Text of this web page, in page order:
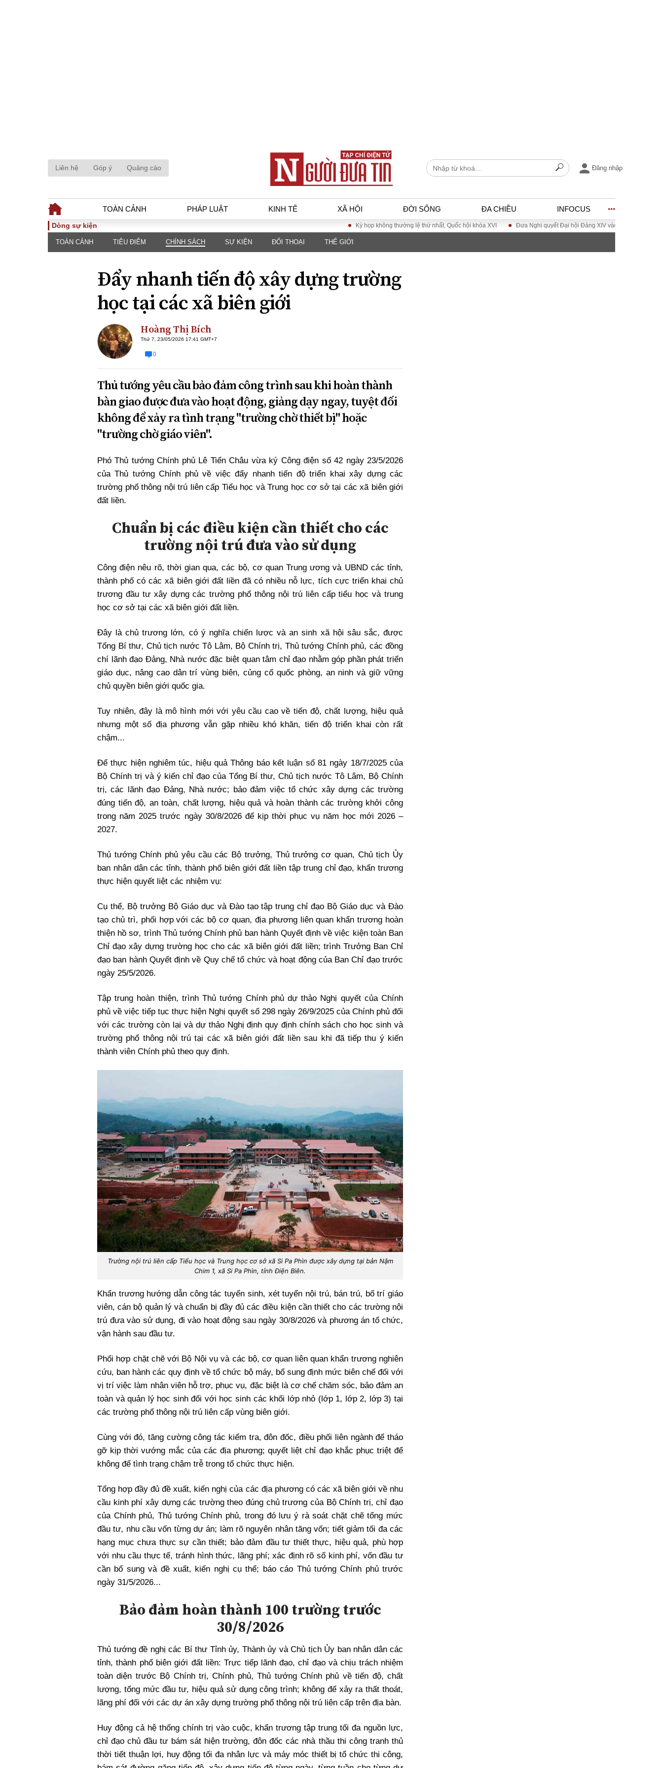
Liên hệ Góp ý Quảng cáo Đăng nhập
TOÀN CẢNH PHÁP LUẬT KINH TẾ XÃ HỘI ĐỜI SỐNG ĐA CHIỀU INFOCUS
TOÀN CẢNH
Chính sách
Đối thoại
PHÁP LUẬT
luật
Góc nhìn luật gia
Hồ sơ điều tra
An ninh - Hình sự
KINH TẾ
Tài chính - Ngân
hàng
Công nghệ
ĐA CHIỀU
Quan điểm
Bạn đọc viết
INFOCUS
Dòng sự kiện Kỳ họp không thường lệ thứ nhất, Quốc hội khóa XVI Đưa Nghị quyết Đại hội Đảng XIV vào cuộc sống
TOÀN CẢNH TIÊU ĐIỂM CHÍNH SÁCH SỰ KIỆN ĐỐI THOẠI THẾ GIỚI
Đẩy nhanh tiến độ xây dựng trường
học tại các xã biên giới
Hoàng Thị Bích
Thứ 7, 23/05/2026 17:41 GMT+7
0
Thủ tướng yêu cầu bảo đảm công trình sau khi hoàn thành
bàn giao được đưa vào hoạt động, giảng dạy ngay, tuyệt đối
không để xảy ra tình trạng "trường chờ thiết bị" hoặc
"trường chờ giáo viên".
Phó Thủ tướng Chính phủ Lê Tiến Châu vừa ký Công điện số 42 ngày 23/5/2026
của Thủ tướng Chính phủ về việc đẩy nhanh tiến độ triển khai xây dựng các
trường phổ thông nội trú liên cấp Tiểu học và Trung học cơ sở tại các xã biên giới
đất liền.
Chuẩn bị các điều kiện cần thiết cho các
trường nội trú đưa vào sử dụng
Công điện nêu rõ, thời gian qua, các bộ, cơ quan Trung ương và UBND các tỉnh,
thành phố có các xã biên giới đất liền đã có nhiều nỗ lực, tích cực triển khai chủ
trương đầu tư xây dựng các trường phổ thông nội trú liên cấp tiểu học và trung
học cơ sở tại các xã biên giới đất liền.
Đây là chủ trương lớn, có ý nghĩa chiến lược và an sinh xã hội sâu sắc, được
Tổng Bí thư, Chủ tịch nước Tô Lâm, Bộ Chính trị, Thủ tướng Chính phủ, các đồng
chí lãnh đạo Đảng, Nhà nước đặc biệt quan tâm chỉ đạo nhằm góp phần phát triển
giáo dục, nâng cao dân trí vùng biên, củng cố quốc phòng, an ninh và giữ vững
chủ quyền biên giới quốc gia.
Tuy nhiên, đây là mô hình mới với yêu cầu cao về tiến độ, chất lượng, hiệu quả
nhưng một số địa phương vẫn gặp nhiều khó khăn, tiến độ triển khai còn rất
chậm...
Để thực hiện nghiêm túc, hiệu quả Thông báo kết luận số 81 ngày 18/7/2025 của
Bộ Chính trị và ý kiến chỉ đạo của Tổng Bí thư, Chủ tịch nước Tô Lâm, Bộ Chính
trị, các lãnh đạo Đảng, Nhà nước; bảo đảm việc tổ chức xây dựng các trường
đúng tiến độ, an toàn, chất lượng, hiệu quả và hoàn thành các trường khởi công
trong năm 2025 trước ngày 30/8/2026 để kịp thời phục vụ năm học mới 2026 –
2027.
Thủ tướng Chính phủ yêu cầu các Bộ trưởng, Thủ trưởng cơ quan, Chủ tịch Ủy
ban nhân dân các tỉnh, thành phố biên giới đất liền tập trung chỉ đạo, khẩn trương
thực hiện quyết liệt các nhiệm vụ:
Cụ thể, Bộ trưởng Bộ Giáo dục và Đào tạo tập trung chỉ đạo Bộ Giáo dục và Đào
tạo chủ trì, phối hợp với các bộ cơ quan, địa phương liên quan khẩn trương hoàn
thiện hồ sơ, trình Thủ tướng Chính phủ ban hành Quyết định về việc kiện toàn Ban
Chỉ đạo xây dựng trường học cho các xã biên giới đất liền; trình Trưởng Ban Chỉ
đạo ban hành Quyết định về Quy chế tổ chức và hoạt động của Ban Chỉ đạo trước
ngày 25/5/2026.
Tập trung hoàn thiện, trình Thủ tướng Chính phủ dự thảo Nghị quyết của Chính
phủ về việc tiếp tục thực hiện Nghị quyết số 298 ngày 26/9/2025 của Chính phủ đối
với các trường còn lại và dự thảo Nghị định quy định chính sách cho học sinh và
trường phổ thông nội trú tại các xã biên giới đất liền sau khi đã tiếp thu ý kiến
thành viên Chính phủ theo quy định.
Trường nội trú liên cấp Tiểu học và Trung học cơ sở xã Si Pa Phìn được xây dựng tại bản Nậm
Chim 1, xã Si Pa Phìn, tỉnh Điện Biên.
Khẩn trương hướng dẫn công tác tuyển sinh, xét tuyển nội trú, bán trú, bố trí giáo
viên, cán bộ quản lý và chuẩn bị đầy đủ các điều kiện cần thiết cho các trường nội
trú đưa vào sử dụng, đi vào hoạt động sau ngày 30/8/2026 và phương án tổ chức,
vận hành sau đầu tư.
Phối hợp chặt chẽ với Bộ Nội vụ và các bộ, cơ quan liên quan khẩn trương nghiên
cứu, ban hành các quy định về tổ chức bộ máy, bổ sung định mức biên chế đối với
vị trí việc làm nhân viên hỗ trợ, phục vụ, đặc biệt là cơ chế chăm sóc, bảo đảm an
toàn và quản lý học sinh đối với học sinh các khối lớp nhỏ (lớp 1, lớp 2, lớp 3) tại
các trường phổ thông nội trú liên cấp vùng biên giới.
Cùng với đó, tăng cường công tác kiểm tra, đôn đốc, điều phối liên ngành để tháo
gỡ kịp thời vướng mắc của các địa phương; quyết liệt chỉ đạo khắc phục triệt để
không để tình trạng chậm trễ trong tổ chức thực hiện.
Tổng hợp đầy đủ đề xuất, kiến nghị của các địa phương có các xã biên giới về nhu
cầu kinh phí xây dựng các trường theo đúng chủ trương của Bộ Chính trị, chỉ đạo
của Chính phủ, Thủ tướng Chính phủ, trong đó lưu ý rà soát chặt chẽ tổng mức
đầu tư, nhu cầu vốn từng dự án; làm rõ nguyên nhân tăng vốn; tiết giảm tối đa các
hạng mục chưa thực sự cần thiết; bảo đảm đầu tư thiết thực, hiệu quả, phù hợp
với nhu cầu thực tế, tránh hình thức, lãng phí; xác định rõ số kinh phí, vốn đầu tư
cần bổ sung và đề xuất, kiến nghị cụ thể; báo cáo Thủ tướng Chính phủ trước
ngày 31/5/2026...
Bảo đảm hoàn thành 100 trường trước
30/8/2026
Thủ tướng đề nghị các Bí thư Tỉnh ủy, Thành ủy và Chủ tịch Ủy ban nhân dân các
tỉnh, thành phố biên giới đất liền: Trực tiếp lãnh đạo, chỉ đạo và chịu trách nhiệm
toàn diện trước Bộ Chính trị, Chính phủ, Thủ tướng Chính phủ về tiến độ, chất
lượng, tổng mức đầu tư, hiệu quả sử dụng công trình; không để xảy ra thất thoát,
lãng phí đối với các dự án xây dựng trường phổ thông nội trú liên cấp trên địa bàn.
Huy động cả hệ thống chính trị vào cuộc, khẩn trương tập trung tối đa nguồn lực,
chỉ đạo chủ đầu tư bám sát hiện trường, đôn đốc các nhà thầu thi công tranh thủ
thời tiết thuận lợi, huy động tối đa nhân lực và máy móc thiết bị tổ chức thi công,